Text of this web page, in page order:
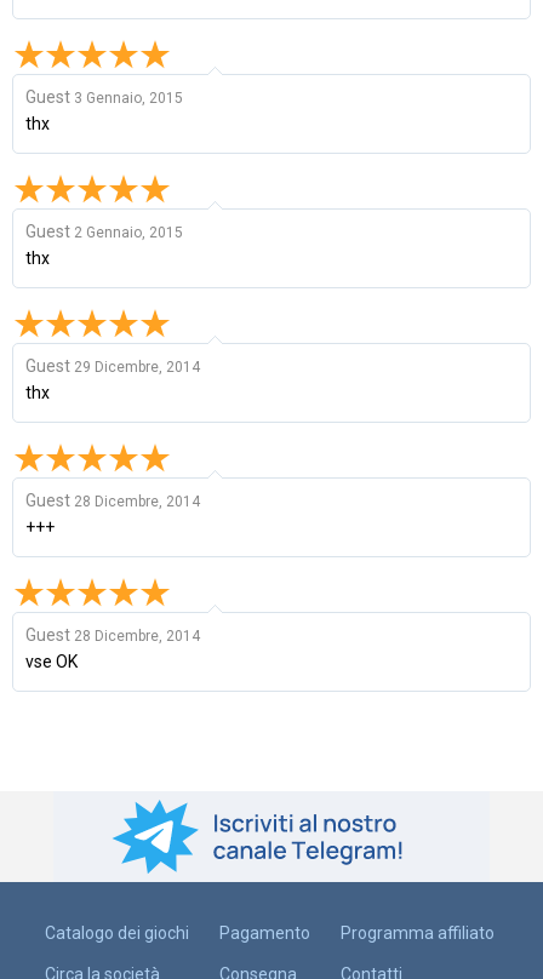
Guest 3 Gennaio, 2015
thx
Guest 2 Gennaio, 2015
thx
Guest 29 Dicembre, 2014
thx
Guest 28 Dicembre, 2014
+++
Guest 28 Dicembre, 2014
vse OK
Catalogo dei giochi
Circa la società
Pagamento
Consegna
Programma affiliato
Contatti